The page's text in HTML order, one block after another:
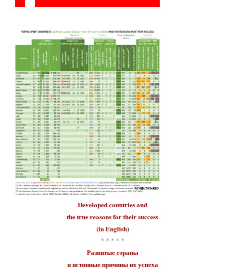
Developed countriesand
the true reasons for theirsuccess
(in English)
* * * * *
Развитые страны
и истинные причины ихуспеха